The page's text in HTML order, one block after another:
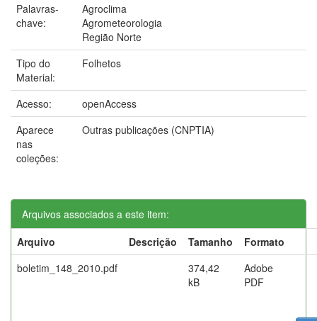
Palavras-
chave:
Agroclima
Agrometeorologia
Região Norte
Tipo do
Material:
Folhetos
Acesso:
openAccess
Aparece
nas
coleções:
Outras publicações (CNPTIA)
Arquivos associados a este item:
Arquivo
Descrição Tamanho
Formato
boletim_148_2010.pdf
374,42
kB
Adobe
PDF